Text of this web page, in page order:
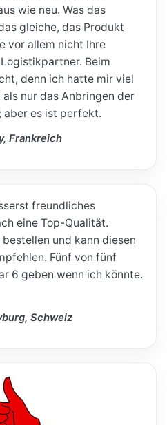
wie neu. Was das
gleiche, das Produkt
vor allem nicht Ihre
Beim
denn ich hatte mir viel
nur das Anbringen der
es ist perfekt.
Frankreich
freundliches
eine Top-Qualität.
und kann diesen
Fünf von fünf
6 geben wenn ich könnte.
Schweiz